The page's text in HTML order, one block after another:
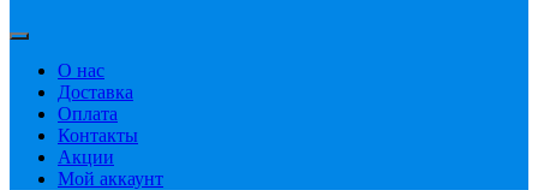
О нас
Доставка
Оплата
Контакты
Акции
Мой аккаунт